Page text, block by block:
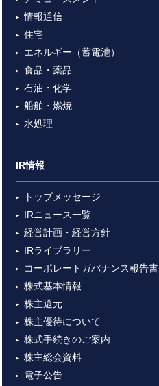
情報通信
住宅
エネルギー（蓄電池）
食品・薬品
石油・化学
船舶・燃焼
水処理
IR情報
トップメッセージ
IRニュース一覧
経営計画・経営方針
IRライブラリー
コーポレートガバナンス報告書
株式基本情報
株主還元
株主優待について
株式手続きのご案内
株主総会資料
電子公告